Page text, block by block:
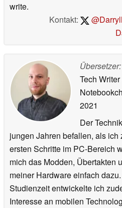
write.
Kontakt:
Übersetzer:
Tech Writer
2021
Der
jungen Jahren befallen, als
ersten Schritte im PC-Bereich
mich das Modden, Übertakten
meiner Hardware einfach
Studienzeit entwickelte ich
Interesse an mobilen